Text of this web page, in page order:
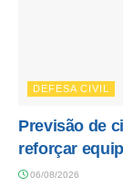
DEFESA CIVIL
Previsão de
reforçar
06/08/2026